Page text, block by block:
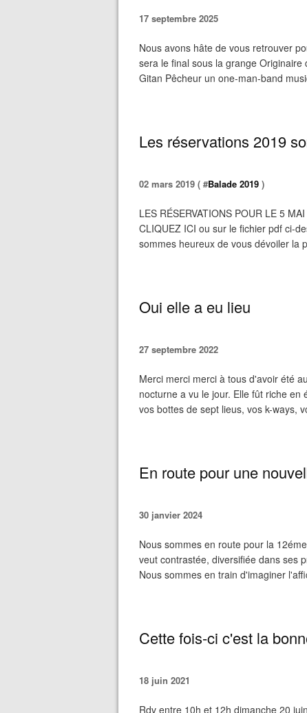
17 septembre 2025
Nous avons hâte de vous retrouver
sera le final sous la grange
Gitan Pêcheur un one-man-band
Les réservations 2019
02 mars 2019 ( #Balade 2019 )
LES RÉSERVATIONS POUR LE 5
CLIQUEZ ICI ou sur le fichier pdf ci-
sommes heureux de vous dévoiler la
Oui elle a eu lieu
27 septembre 2022
Merci merci merci à tous d'avoir été
nocturne a vu le jour. Elle fût riche
vos bottes de sept lieus, vos k-ways,
En route pour une
30 janvier 2024
Nous sommes en route pour la
veut contrastée, diversifiée dans ses
Nous sommes en train d'imaginer
Cette fois-ci c'est la
18 juin 2021
Rdv entre 10h et 12h dimanche 20